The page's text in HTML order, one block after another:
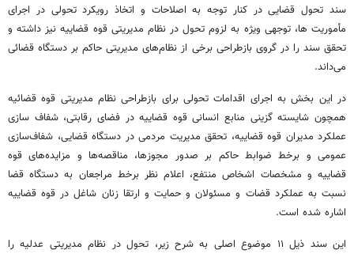
سند تحول قضایی در کنار توجه به اصلاحات و اتخاذ رویکرد تحولی در اجرای
مأموریت ها، توجهی ویژه به لزوم تحول در نظام مدیریتی قوه قضاییه نیز داشته و
تحقق سند را در گروی بازطراحی برخی از نظام‌های مدیریتی حاکم بر دستگاه قضائی
می‌داند.
در این بخش به اجرای اقدامات تحولی برای بازطراحی نظام مدیریتی قوه قضائیه
همچون شایسته گزینی منابع انسانی قوه قضاییه در فضای رقابتی، شفاف سازی
عملکرد مدیران قوه قضاییه، تحقق مدیریت مردمی در دستگاه قضایی، شفاف‌سازی
عمومی و برخط ضوابط حاکم بر صدور مجوزها، مناقصه‌ها و مزایده‌های قوه
قضاییه و مشخصات اشخاص منتفع، اعلام نظر برخط مراجعان به دستگاه قضا
نسبت به عملکرد قضات و مسئولان و حمایت و ارتقا زنان شاغل در قوه قضاییه
اشاره شده است.
این سند ذیل ۱۱ موضوع اصلی به شرح زیر، تحول در نظام مدیریتی عدلیه را